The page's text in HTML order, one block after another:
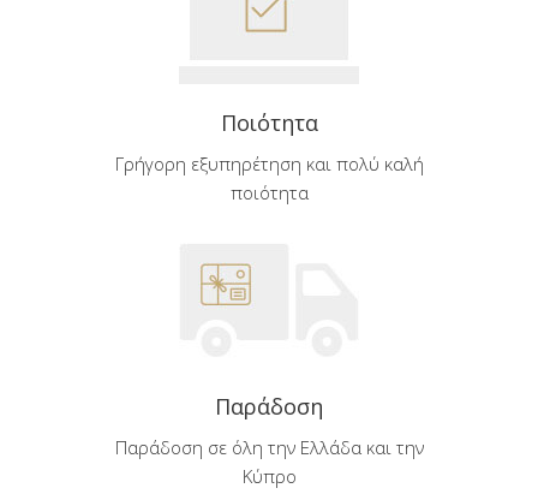
Ποιότητα
Γρήγορη εξυπηρέτηση και πολύ καλή
ποιότητα
Παράδοση
Παράδοση σε όλη την Ελλάδα και την
Κύπρο